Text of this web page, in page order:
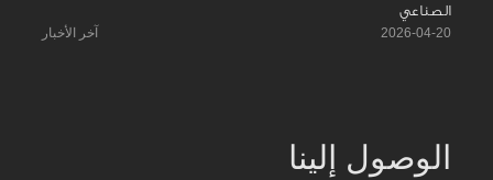
الصناعي
2026-04-20 آخر الأخبار
الوصول إلينا